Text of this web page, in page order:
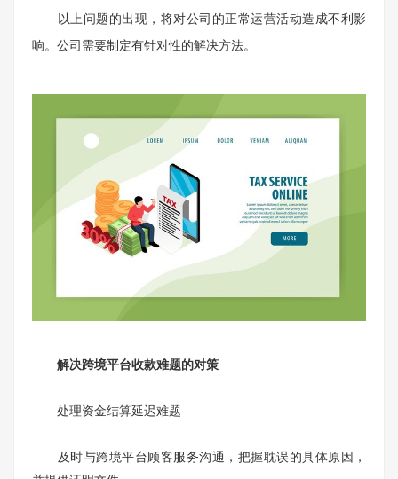
以上问题的出现，将对公司的正常运营活动造成不利影
响。公司需要制定有针对性的解决方法。
解决跨境平台收款难题的对策
处理资金结算延迟难题
及时与跨境平台顾客服务沟通，把握耽误的具体原因，